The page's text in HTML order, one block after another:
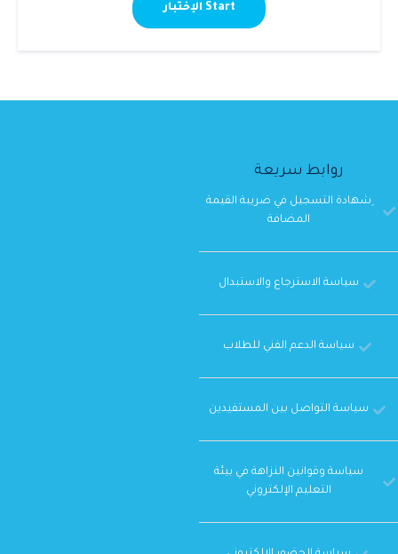
روابط سريعة
ِشهادة التسجيل في ضريبة القيمة
المضافة
سياسة الاسترجاع والاستبدال
سياسة الدعم الفني للطلاب
سياسة التواصل بين المستفيدين
سياسة وقوانين النزاهة في بيئة
التعليم الإلكتروني